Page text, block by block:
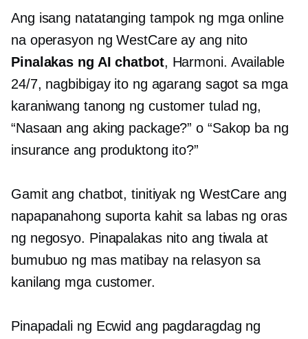
Ang isang natatanging tampok ng mga online
na operasyon ng WestCare ay ang nito
Pinalakas ng AI chatbot, Harmoni. Available
24/7, nagbibigay ito ng agarang sagot sa mga
karaniwang tanong ng customer tulad ng,
“Nasaan ang aking package?” o “Sakop ba ng
insurance ang produktong ito?”
Gamit ang chatbot, tinitiyak ng WestCare ang
napapanahong suporta kahit sa labas ng oras
ng negosyo. Pinapalakas nito ang tiwala at
bumubuo ng mas matibay na relasyon sa
kanilang mga customer.
Pinapadali ng Ecwid ang pagdaragdag ng